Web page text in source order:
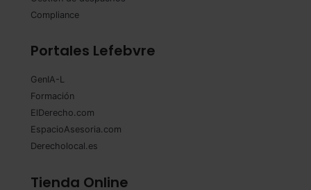
Compliance
Portales Lefebvre
GenIA-L
Formación
ElDerecho.com
EspacioAsesoria.com
Derecholocal.es
Tienda Online